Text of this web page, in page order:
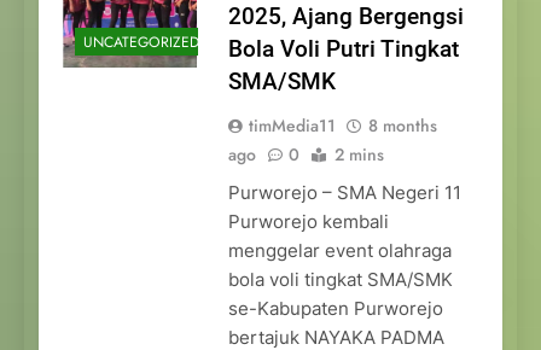
UNCATEGORIZED
2025, Ajang Bergengsi
Bola Voli Putri Tingkat
SMA/SMK
timMedia11
8 months
ago
0 2 mins
Purworejo – SMA Negeri 11
Purworejo kembali
menggelar event olahraga
bola voli tingkat SMA/SMK
se-Kabupaten Purworejo
bertajuk NAYAKA PADMA